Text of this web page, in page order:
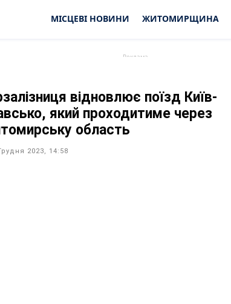
МІСЦЕВІ НОВИНИ ЖИТОМИРЩИНА
відновлює поїзд Київ-
який проходитиме через
область
2023, 14:58